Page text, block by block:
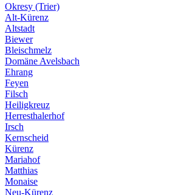
Okresy (Trier)
Alt-Kürenz
Altstadt
Biewer
Bleischmelz
Domäne Avelsbach
Ehrang
Feyen
Filsch
Heiligkreuz
Herresthalerhof
Irsch
Kernscheid
Kürenz
Mariahof
Matthias
Monaise
Neu-Kürenz